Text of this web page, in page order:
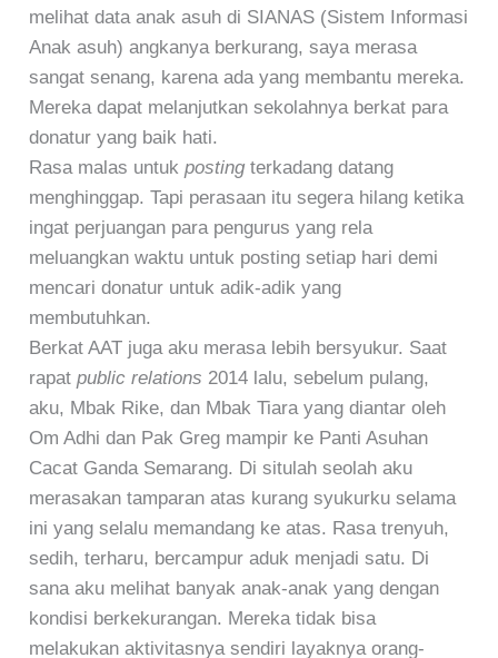
melihat data anak asuh di SIANAS (Sistem Informasi
Anak asuh) angkanya berkurang, saya merasa
sangat senang, karena ada yang membantu mereka.
Mereka dapat melanjutkan sekolahnya berkat para
donatur yang baik hati.
Rasa malas untukpostingterkadang datang
menghinggap. Tapi perasaan itu segera hilang ketika
ingat perjuangan para pengurus yang rela
meluangkan waktu untuk posting setiap hari demi
mencari donatur untuk adik-adik yang
membutuhkan.
Berkat AAT juga aku merasa lebih bersyukur. Saat
rapatpublic relations 2014 lalu, sebelum pulang,
aku, Mbak Rike, dan Mbak Tiara yang diantar oleh
Om Adhi dan Pak Greg mampir ke Panti Asuhan
Cacat Ganda Semarang. Di situlah seolah aku
merasakan tamparan atas kurang syukurku selama
ini yang selalu memandang ke atas. Rasa trenyuh,
sedih, terharu, bercampur aduk menjadi satu. Di
sana aku melihat banyak anak-anak yang dengan
kondisi berkekurangan. Mereka tidak bisa
melakukan aktivitasnya sendiri layaknya orang-